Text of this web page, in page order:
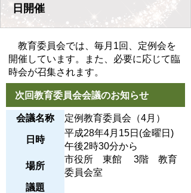
日開催
教育委員会では、毎月1回、定例会を
開催しています。また、必要に応じて臨
時会が召集されます。
次回教育委員会会議のお知らせ
会議名称 定例教育委員会（4月）
日時
平成28年4月15日(金曜日)
午後2時30分から
場所
市役所 東館 3階 教育
委員会室
議題